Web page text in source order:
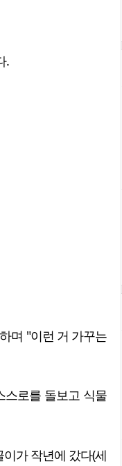
.
며 "이런 거 가꾸는
스로를 돌보고 식물
가 작년에 갔다(세